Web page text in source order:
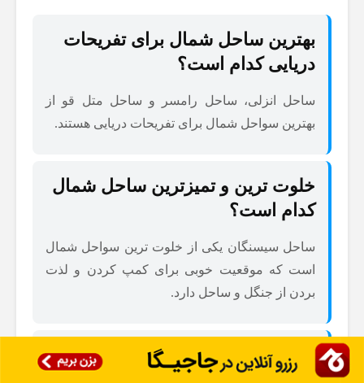
بهترین ساحل شمال برای تفریحات
دریایی کدام است؟
ساحل انزلی، ساحل رامسر و ساحل متل قو از
بهترین سواحل شمال برای تفریحات دریایی هستند.
خلوت ترین و تمیزترین ساحل شمال
کدام است؟
ساحل سیسنگان یکی از خلوت ترین سواحل شمال
است که موقعیت خوبی برای کمپ کردن و لذت
بردن از جنگل و ساحل دارد.
بهترین ساحل برای شنا در شمال